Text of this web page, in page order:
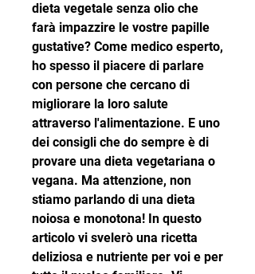
dieta vegetale senza olio che
farà impazzire le vostre papille
gustative? Come medico esperto,
ho spesso il piacere di parlare
con persone che cercano di
migliorare la loro salute
attraverso l'alimentazione. E uno
dei consigli che do sempre è di
provare una dieta vegetariana o
vegana. Ma attenzione, non
stiamo parlando di una dieta
noiosa e monotona! In questo
articolo vi svelerò una ricetta
deliziosa e nutriente per voi e per